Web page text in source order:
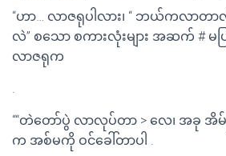
“ဟာ… လာဇရုပါလား၊ “ ဘယ်ကလာတ
လဲ” စသော စကားလုံးများ အဆက်
လာဇရုက
.
““တဲတော်ပွဲ လာလုပ်တာ > လေ၊ အခု အိမ်
က အစ်မကို ဝင်ခေါ်တာပါ .